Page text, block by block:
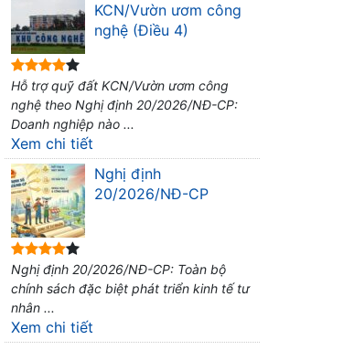
KCN/Vườn ươm công
nghệ (Điều 4)
Hỗ trợ quỹ đất KCN/Vườn ươm công
nghệ theo Nghị định 20/2026/NĐ-CP:
Doanh nghiệp nào ...
Xem chi tiết
Nghị định
20/2026/NĐ-CP
Nghị định 20/2026/NĐ-CP: Toàn bộ
chính sách đặc biệt phát triển kinh tế tư
nhân ...
Xem chi tiết